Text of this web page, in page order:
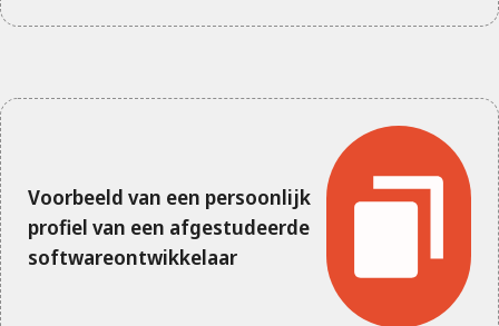
Voorbeeld van een persoonlijk
profiel van een afgestudeerde
softwareontwikkelaar